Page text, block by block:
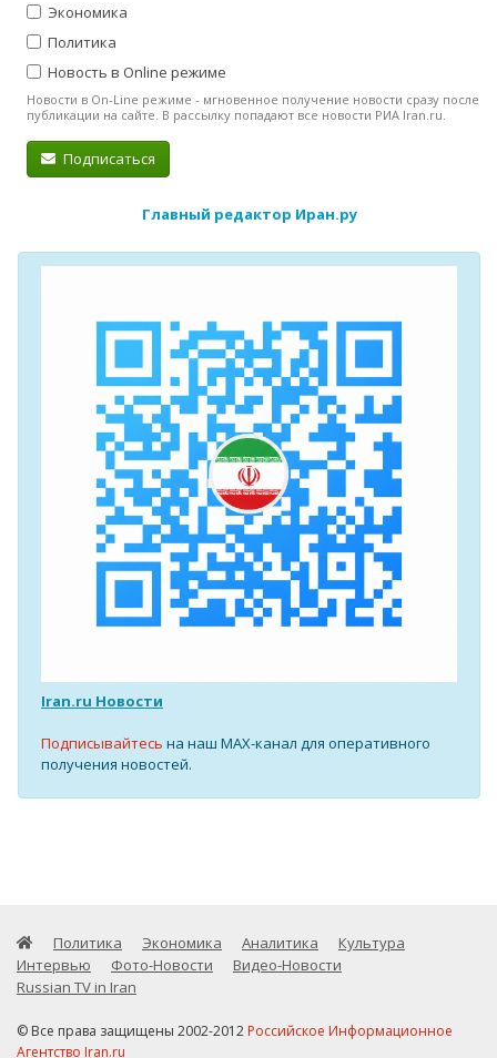
Экономика
Политика
Новость в Online режиме
Новости в On-Line режиме - мгновенное получение новости сразу после
публикации на сайте. В рассылку попадают все новости РИА Iran.ru.
Подписаться
Главный редактор Иран.ру
Iran.ru Новости
Подписывайтесь на наш MAX-канал для оперативного
получения новостей.
Политика Экономика Аналитика
Культура
Интервью
Фото-Новости
Видео-Новости
Russian TV in Iran
© Все права защищены 2002-2012 Российское Информационное
Агентство Iran.ru